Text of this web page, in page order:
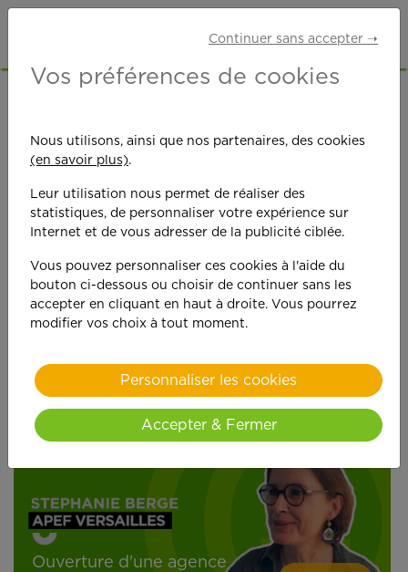
APEF...
Ouverture d'une agence
APEF à SAINT PRIEST
EN SAVOIR +
Ouverture d'une agence
Continuer sans accepter ➝
Vos préférences de cookies
Nous utilisons, ainsi que nos partenaires, des cookies
(en savoir plus).
Leur utilisation nous permet de réaliser des
statistiques, de personnaliser votre expérience sur
Internet et de vous adresser de la publicité ciblée.
Vous pouvez personnaliser ces cookies à l'aide du
bouton ci-dessous ou choisir de continuer sans les
accepter en cliquant en haut à droite. Vous pourrez
modifier vos choix à tout moment.
Personnaliser les cookies
Accepter & Fermer